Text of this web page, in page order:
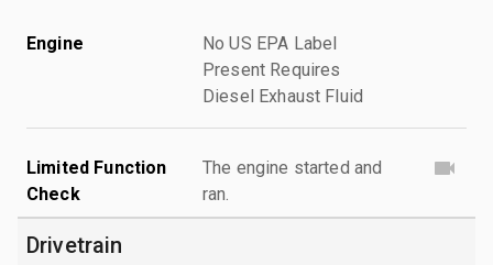
Engine
No US EPA Label
Present Requires
Diesel Exhaust Fluid
Limited Function
Check
The engine started and
ran.
Drivetrain